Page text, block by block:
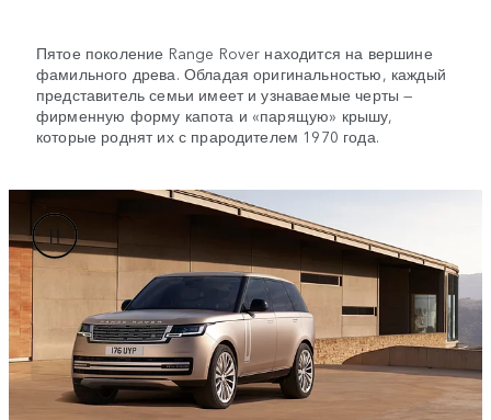
Пятое поколение Range Rover находится на вершине
фамильного древа. Обладая оригинальностью, каждый
представитель семьи имеет и узнаваемые черты —
фирменную форму капота и «парящую» крышу,
которые роднят их с прародителем 1970 года.